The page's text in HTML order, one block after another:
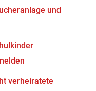
und
verheiratete